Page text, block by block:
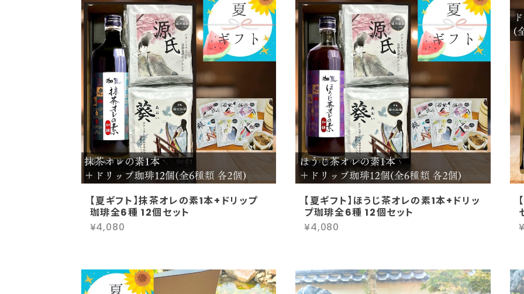
【夏ギフト】抹茶オレの素1本+ドリップ
珈琲全6種 12個セット
¥4,080
【夏ギフト】ほうじ茶オレの素1本+ドリッ
プ珈琲全6種 12個セット
¥4,080